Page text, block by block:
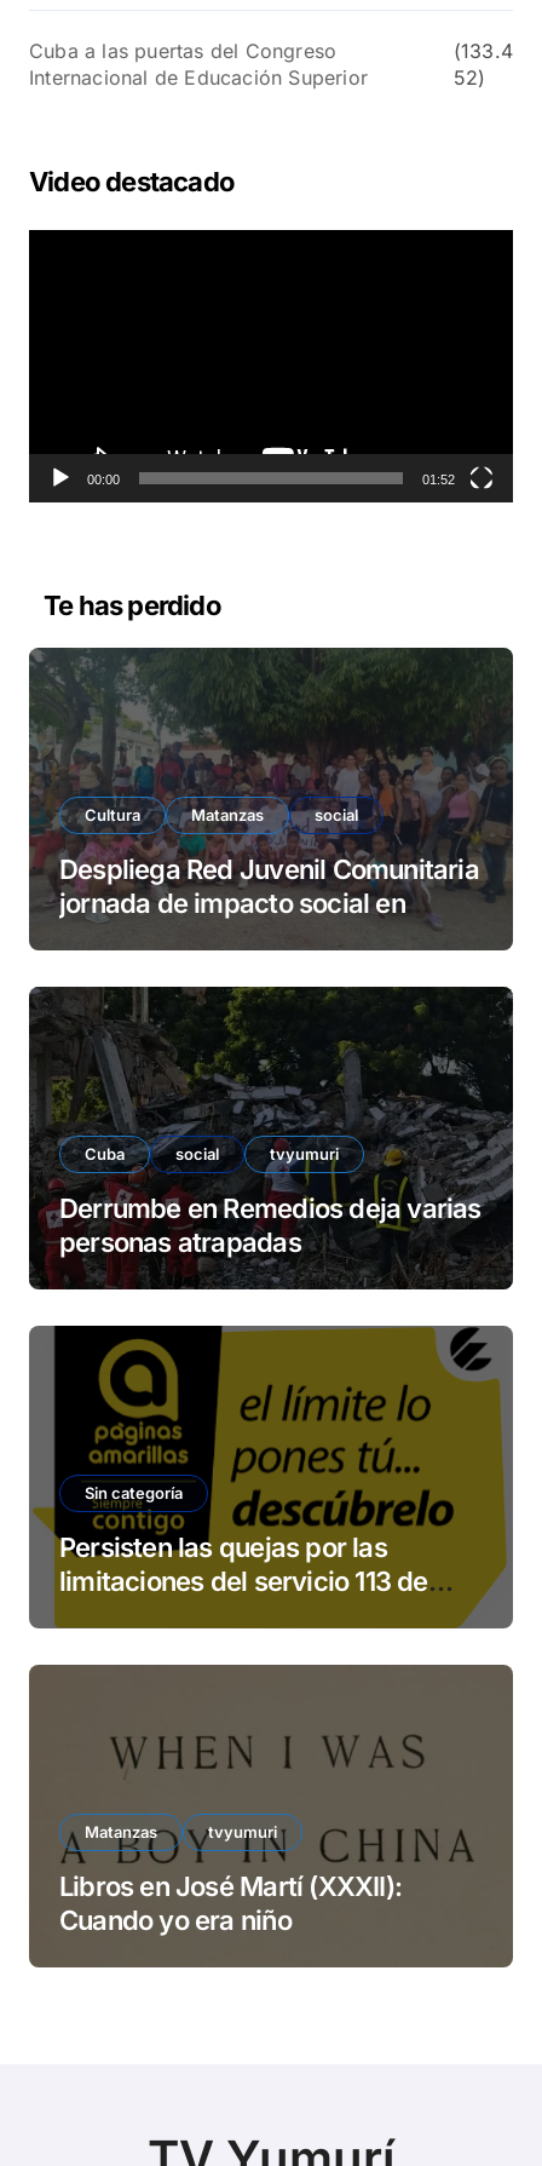
Cuba a las puertas del Congreso
Internacional de Educación Superior
(133.4
52)
Video destacado
t
r
d
e
00:00 01:52
Te has perdido
Cultura Matanzas social
Despliega Red Juvenil Comunitaria
jornada de impacto social en
Cuba social tvyumuri
Derrumbe en Remedios deja varias
personas atrapadas
Sin categoría
Persisten las quejas por las
limitaciones del servicio 113 de
Matanzas tvyumuri
Libros en José Martí (XXXII):
Cuando yo era niño